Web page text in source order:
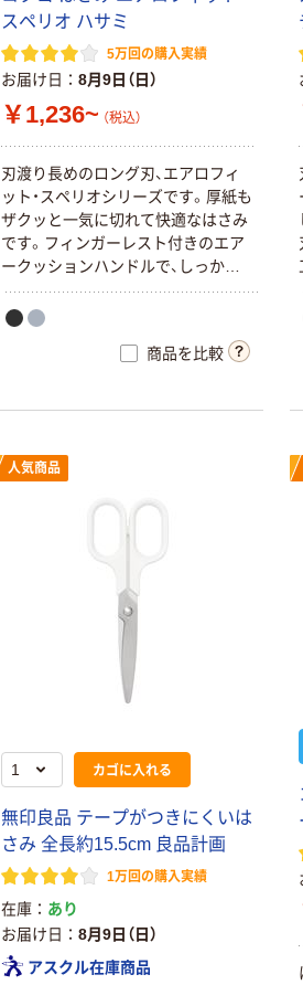
スペリオ ハサミ
5万回の購入実績
お届け日 8月9日（日）
￥1,236~ （税込）
刃渡り長めのロング刃、エアロフィ
ット・スペリオシリーズです。厚紙も
ザクッと一気に切れて快適なはさみ
です。フィンガーレスト付きのエア
ークッションハンドルで、しっかり
握れて手が痛くなりにくい。
商品を比較
人気商品
カゴに入れる
無印良品 テープがつきにくいは
さみ 全長約15.5cm 良品計画
1万回の購入実績
在庫
あり
お届け日
8月9日（日）
アスクル在庫商品